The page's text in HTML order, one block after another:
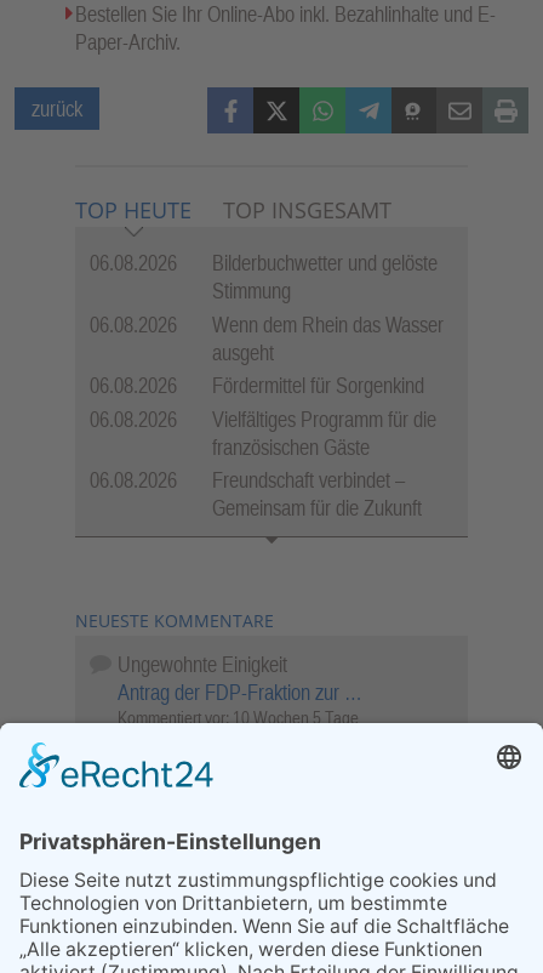
Bestellen Sie Ihr Online-Abo inkl. Bezahlinhalte und E-
Paper-Archiv.
zurück FacebookX (Twitter)WhatsAppTelegramThreemaMail Print
TOP HEUTE TOP INSGESAMT
06.08.2026
Bilderbuchwetter und gelöste
Stimmung
06.08.2026
Wenn dem Rhein das Wasser
ausgeht
06.08.2026
Fördermittel für Sorgenkind
06.08.2026
Vielfältiges Programm für die
französischen Gäste
06.08.2026
Freundschaft verbindet –
Gemeinsam für die Zukunft
NEUESTE KOMMENTARE
Ungewohnte Einigkeit
Antrag der FDP-Fraktion zur …
Kommentiert vor: 10 Wochen 5 Tage
Objekt …
Kommentiert vor: 25 Wochen 6 Tage
Sperrung für Wassersportler schlägt hohe
Wellen
Sperrung der Stillgewässer
Kommentiert vor:1 Jahr 50 Wochen